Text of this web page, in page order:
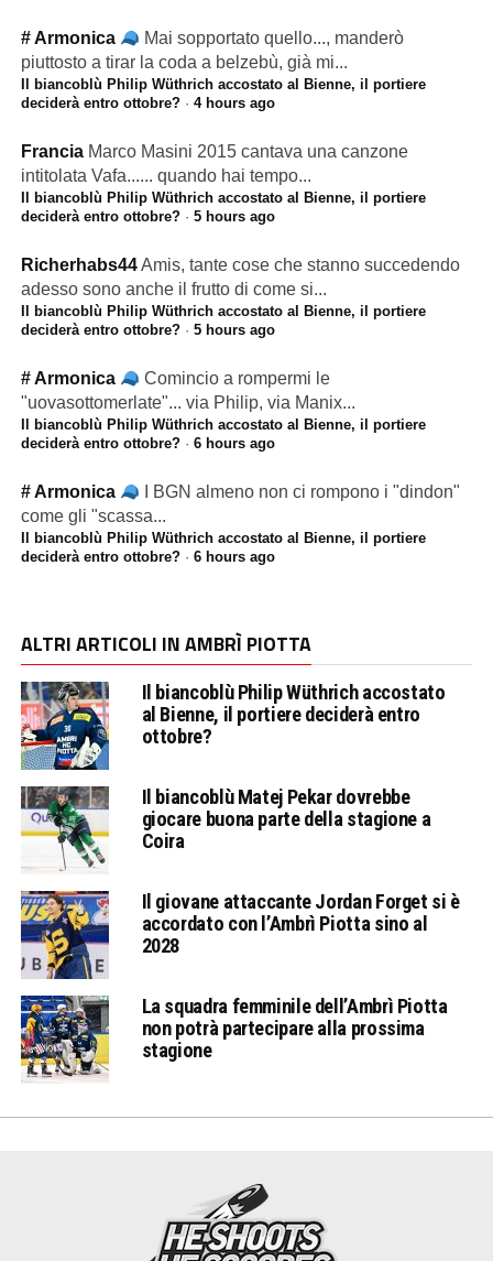
# Armonica
Mai sopportato quello..., manderò
piuttosto a tirar la coda a belzebù, già mi...
Il biancoblù Philip Wüthrich accostato al Bienne, il portiere
deciderà entro ottobre?· 4 hours ago
Francia Marco Masini 2015 cantava una canzone
intitolata Vafa...... quando hai tempo...
Il biancoblù Philip Wüthrich accostato al Bienne, il portiere
deciderà entro ottobre?· 5 hours ago
Richerhabs44Amis, tante cose che stanno succedendo
adesso sono anche il frutto di come si...
Il biancoblù Philip Wüthrich accostato al Bienne, il portiere
deciderà entro ottobre?· 5 hours ago
# Armonica
Comincio a rompermi le
"uovasottomerlate"... via Philip, via Manix...
Il biancoblù Philip Wüthrich accostato al Bienne, il portiere
deciderà entro ottobre?· 6 hours ago
# Armonica
I BGN almeno non ci rompono i "dindon"
come gli "scassa...
Il biancoblù Philip Wüthrich accostato al Bienne, il portiere
deciderà entro ottobre?· 6 hours ago
ALTRI ARTICOLI IN AMBRÌ PIOTTA
Il biancoblù Philip Wüthrich accostato
al Bienne, il portiere deciderà entro
ottobre?
Il biancoblù Matej Pekar dovrebbe
giocare buona parte della stagione a
Coira
Il giovane attaccante Jordan Forget si è
accordato con l’Ambrì Piotta sino al
2028
La squadra femminile dell’Ambrì Piotta
non potrà partecipare alla prossima
stagione